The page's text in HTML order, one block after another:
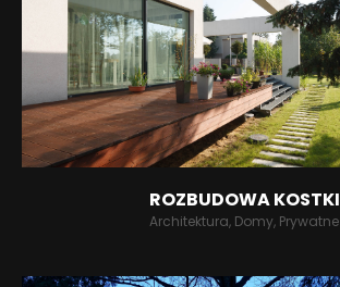
ROZBUDOWA KOSTKI
Architektura, Domy, Prywatne